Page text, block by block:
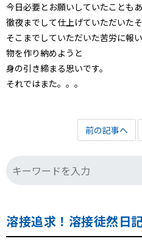
今日必要とお願いしていたことも
徹夜までして仕上げていただいたそ
そこまでしていただいた苦労に報
物を作り納めようと
身の引き締まる思いです。
それではまた。。。
前の記事へ
溶接追求！溶接徒然日